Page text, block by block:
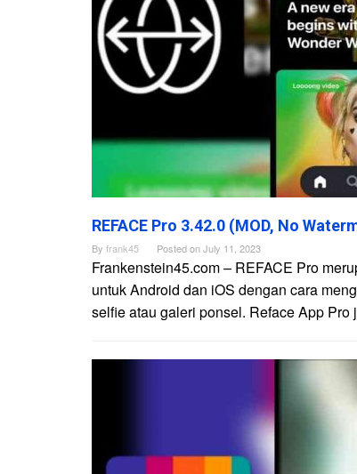
REFACE Pro 3.42.0 (MOD, No
By frank45 Posted onJuly 11, 2023
Frankenstein45.com – REFACE Pro
untuk Android dan iOS dengan cara
selfie atau galeri ponsel. Reface App